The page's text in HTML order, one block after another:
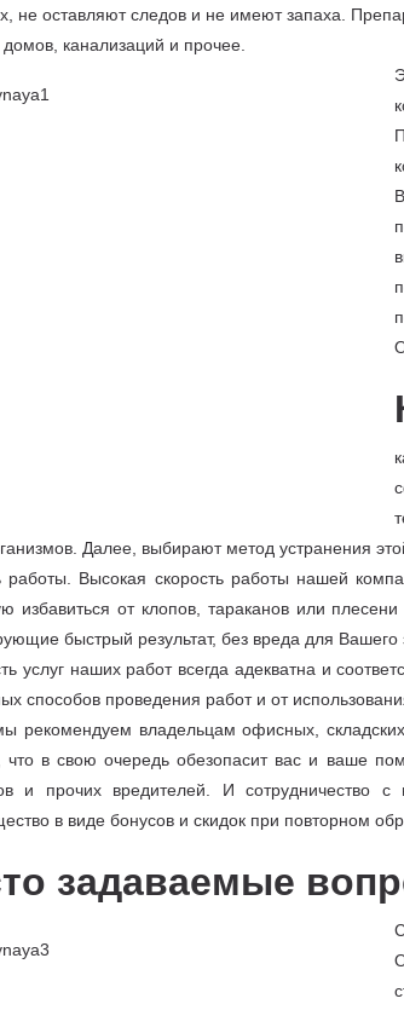
не оставляют следов и не имеют запаха.
домов, канализаций и прочее.
Далее, выбирают метод устранения
работы. Высокая скорость работы нашей
избавиться от клопов, тараканов или
быстрый результат, без вреда для Вашего
услуг наших работ всегда адекватна и
способов проведения работ и от
рекомендуем владельцам офисных,
что в свою очередь обезопасит вас и ваше
и прочих вредителей. И сотрудничество
в виде бонусов и скидок при повторном
задаваемые